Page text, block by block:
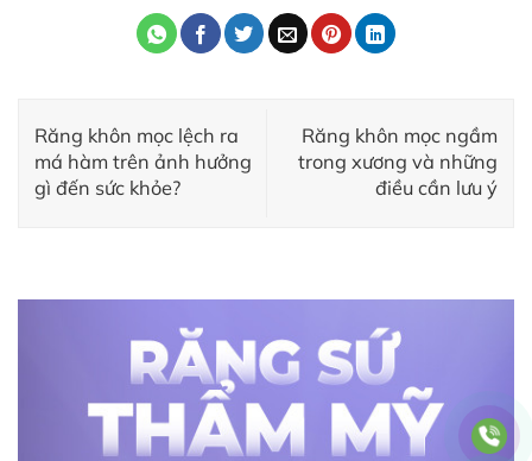
Răng khôn mọc lệch ra
má hàm trên ảnh hưởng
gì đến sức khỏe?
Răng khôn mọc ngầm
trong xương và những
điều cần lưu ý